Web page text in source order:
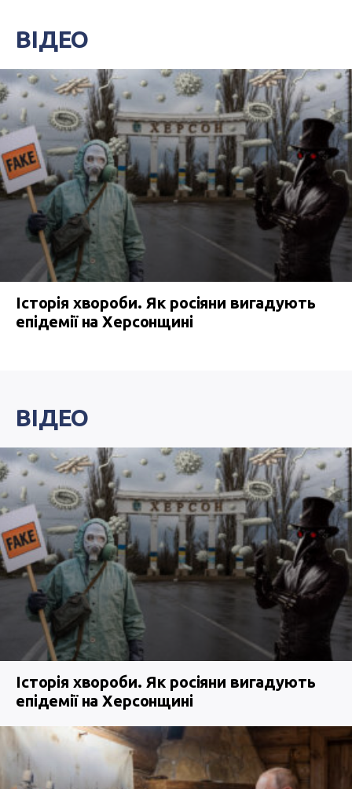
ВІДЕО
Історія хвороби. Як росіяни вигадують
епідемії на Херсонщині
ВІДЕО
Історія хвороби. Як росіяни вигадують
епідемії на Херсонщині